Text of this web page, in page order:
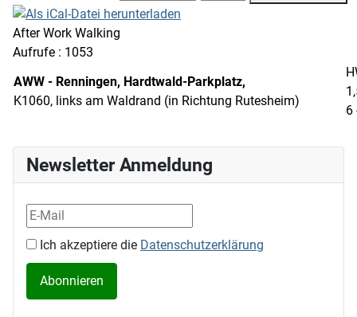
After Work Walking
Aufrufe : 1053
AWW - Renningen, Hardtwald-Parkplatz,
K1060, links am Waldrand (in Richtung Rutesheim)
6
Newsletter Anmeldung
Ich akzeptiere die Datenschutzerklärung